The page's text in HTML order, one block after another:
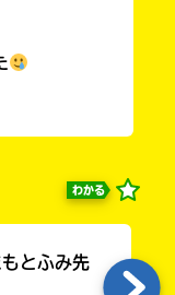
わかる
とふみ先